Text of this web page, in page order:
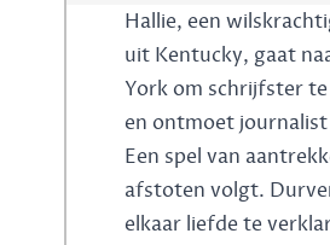
Hallie, een
uit Kentucky, gaat
York om schrijfster
en ontmoet journalist
Een spel van
afstoten volgt.
elkaar liefde te